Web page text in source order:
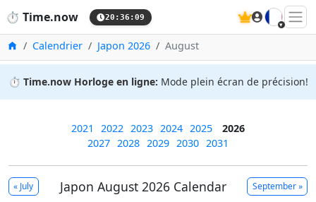
⏱️ Time.now 20:36:10 🇫🇷
Accueil
Calendrier Japon 2026 August
⏱️ Time.now Horloge en ligne: Mode plein écran de précision!
2021 2022 2023 2024 2025
2026
2027 2028 2029 2030 2031
« July Japon August 2026 Calendar September »